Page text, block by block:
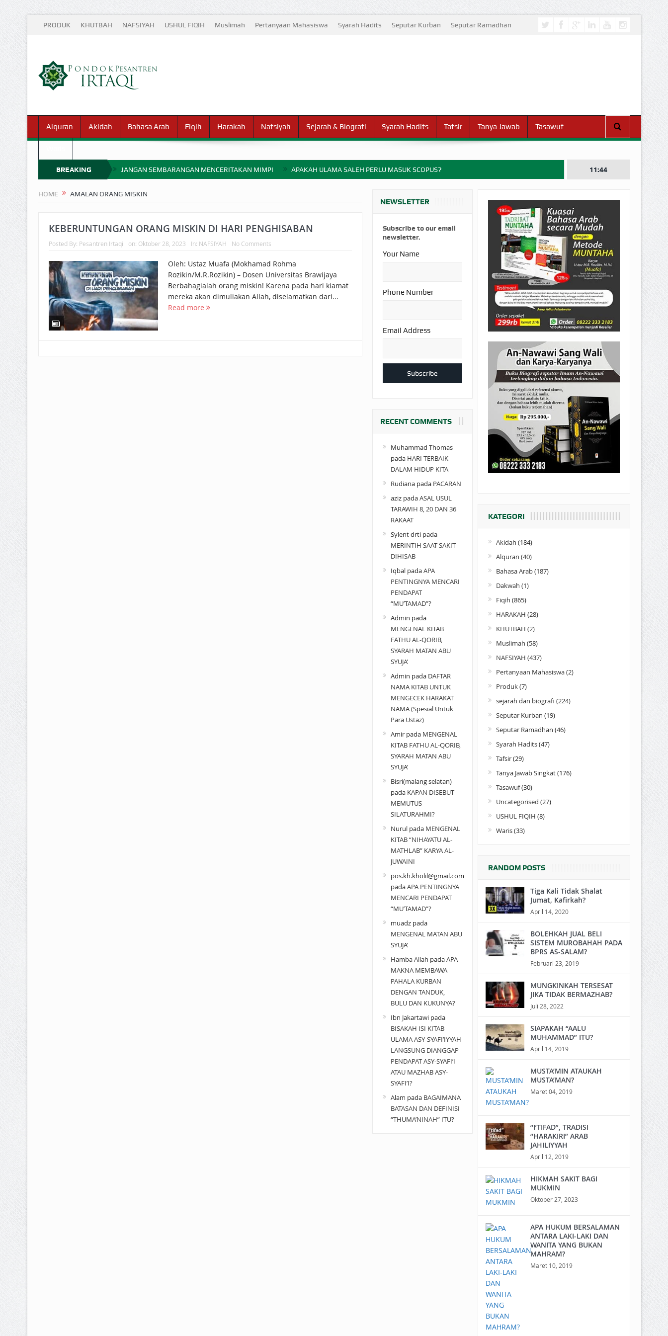
PRODUK KHUTBAH NAFSIYAH USHUL FIQIH Muslimah Pertanyaan Mahasiswa Syarah Hadits Seputar Kurban Seputar Ramadhan
Alquran Akidah Bahasa Arab Fiqih Harakah Nafsiyah Sejarah & Biografi Syarah Hadits Tafsir Tanya Jawab Tasawuf
BREAKING
NEWS
JANGAN SEMBARANGAN MENCERITAKAN MIMPI APAKAH ULAMA SALEH PERLU MASUK SCOPUS?
HAKIKAT NIKMAT DI DUNIA!
BAGAIMANA CARA MEMBAYAR ZAKAT UANG? UANG HARAM BISA MENJADI HALAL JIKA SEBAB KEPEMILIKANNYA BERUBAH
ISTIDLAL BATIL VS ISTIDLAL SYAR’I BAHASA CINTA KARENA ALLAH HUKUM MEMBAYAR ZAKAT DENGAN CARA MENGANGSUR
HUKUM MEMBAYAR ZAKAT KEPADA KERABAT SENDIRI
11:44
HOME AMALAN ORANG MISKIN
KEBERUNTUNGAN ORANG MISKIN DI HARI PENGHISABAN
Posted By: Pesantren Irtaqi on: Oktober 28, 2023 In: NAFSIYAH No Comments
Oleh: Ustaz Muafa (Mokhamad Rohma
Rozikin/M.R.Rozikin) – Dosen Universitas Brawijaya
Berbahagialah orang miskin! Karena pada hari kiamat
mereka akan dimuliakan Allah, diselamatkan dari...
Read more
NEWSLETTER
Subscribe to our email
newsletter.
Your Name
Phone Number
Email Address
RECENT COMMENTS
Muhammad Thomas
pada HARI TERBAIK
DALAM HIDUP KITA
Rudianapada PACARAN
azizpadaASAL USUL
TARAWIH 8, 20 DAN 36
RAKAAT
Sylent drtipada
MERINTIH SAAT SAKIT
DIHISAB
IqbalpadaAPA
PENTINGNYA MENCARI
PENDAPAT
“MU’TAMAD”?
Admin pada
MENGENAL KITAB
FATHU AL-QORIB,
SYARAH MATAN ABU
SYUJA’
Admin pada DAFTAR
NAMA KITAB UNTUK
MENGECEK HARAKAT
NAMA (Spesial Untuk
Para Ustaz)
Amirpada MENGENAL
KITAB FATHU AL-QORIB,
SYARAH MATAN ABU
SYUJA’
Bisri(malang selatan)
pada KAPAN DISEBUT
MEMUTUS
SILATURAHMI?
Nurulpada MENGENAL
KITAB “NIHAYATU AL-
MATHLAB” KARYA AL-
JUWAINI
pos.kh.kholil@gmail.com
padaAPA PENTINGNYA
MENCARI PENDAPAT
“MU’TAMAD”?
muadzpada
MENGENAL MATAN ABU
SYUJA’
Hamba Allah padaAPA
MAKNA MEMBAWA
PAHALA KURBAN
DENGAN TANDUK,
BULU DAN KUKUNYA?
Ibn Jakartawipada
BISAKAH ISI KITAB
ULAMA ASY-SYAFI’IYYAH
LANGSUNG DIANGGAP
PENDAPAT ASY-SYAFI’I
ATAU MAZHAB ASY-
SYAFI’I?
Alam pada BAGAIMANA
BATASAN DAN DEFINISI
“THUMA’NINAH” ITU?
KATEGORI
Akidah (184)
Alquran (40)
Bahasa Arab(187)
Dakwah (1)
Fiqih (865)
HARAKAH (28)
KHUTBAH (2)
Muslimah (58)
NAFSIYAH (437)
Pertanyaan Mahasiswa(2)
Produk(7)
sejarah dan biografi (224)
Seputar Kurban (19)
Seputar Ramadhan (46)
Syarah Hadits(47)
Tafsir(29)
Tanya Jawab Singkat(176)
Tasawuf(30)
Uncategorised (27)
USHUL FIQIH (8)
Waris(33)
RANDOM POSTS
Tiga Kali Tidak Shalat
Jumat, Kafirkah?
April 14, 2020
BOLEHKAH JUAL BELI
SISTEM MUROBAHAH PADA
BPRS AS-SALAM?
Februari 23, 2019
MUNGKINKAH TERSESAT
JIKA TIDAK BERMAZHAB?
Juli 28, 2022
SIAPAKAH “AALU
MUHAMMAD” ITU?
April 14, 2019
MUSTA’MIN ATAUKAH
MUSTA’MAN?
Maret 04, 2019
“I’TIFAD”, TRADISI
“HARAKIRI” ARAB
JAHILIYYAH
April 12, 2019
HIKMAH SAKIT BAGI
MUKMIN
Oktober 27, 2023
APA HUKUM BERSALAMAN
ANTARA LAKI-LAKI DAN
WANITA YANG BUKAN
MAHRAM?
Maret 10, 2019